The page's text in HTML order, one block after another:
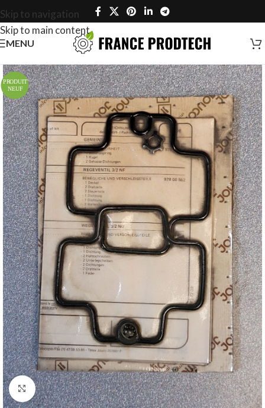
Skip to navigation
Skip to main content
MENU
Click to enlarge